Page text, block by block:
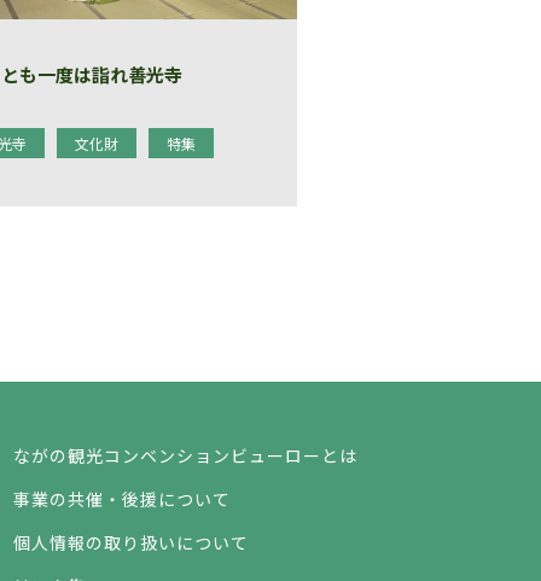
も一度は詣れ善光寺
寺 文化財 特集
ながの観光コンベンションビューローとは
事業の共催・後援について
個人情報の取り扱いについて